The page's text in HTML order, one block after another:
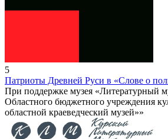
5
Патриоты Древней Руси в «Слове о
При поддержке музея «Литературный
Областного бюджетного учреждения
областной краеведческий музей»»